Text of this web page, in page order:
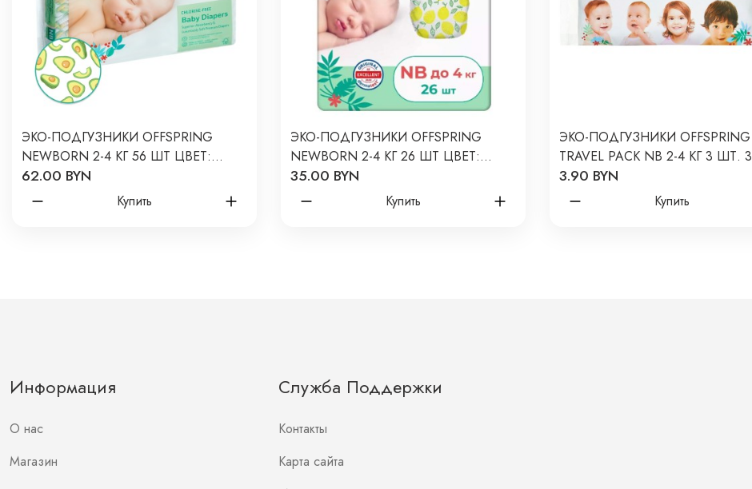
ЭКО-ПОДГУЗНИКИ OFFSPRING
NEWBORN 2-4 КГ 56 ШТ ЦВЕТ:
АВОКАДО
62.00 BYN
Купить
ЭКО-ПОДГУЗНИКИ OFFSPRING
NEWBORN 2-4 КГ 26 ШТ ЦВЕТ:
ЛИМОНЫ
35.00 BYN
Купить
ЭКО-ПОДГУЗНИКИ OFFSPRING
TRAVEL PACK NB 2-4 КГ 3 ШТ. 3
РАСЦВЕТКИ
3.90 BYN
Купить
Информация
О нас
Магазин
Служба Поддержки
Контакты
Карта сайта